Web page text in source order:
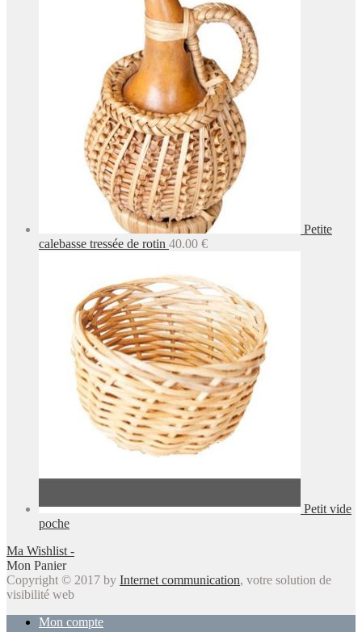
Petite
calebasse tressée de rotin 40.00 €
Petit vide
poche
Ma Wishlist -
Mon Panier
Copyright © 2017 by Internet communication, votre solution de
visibilité web
Mon compte